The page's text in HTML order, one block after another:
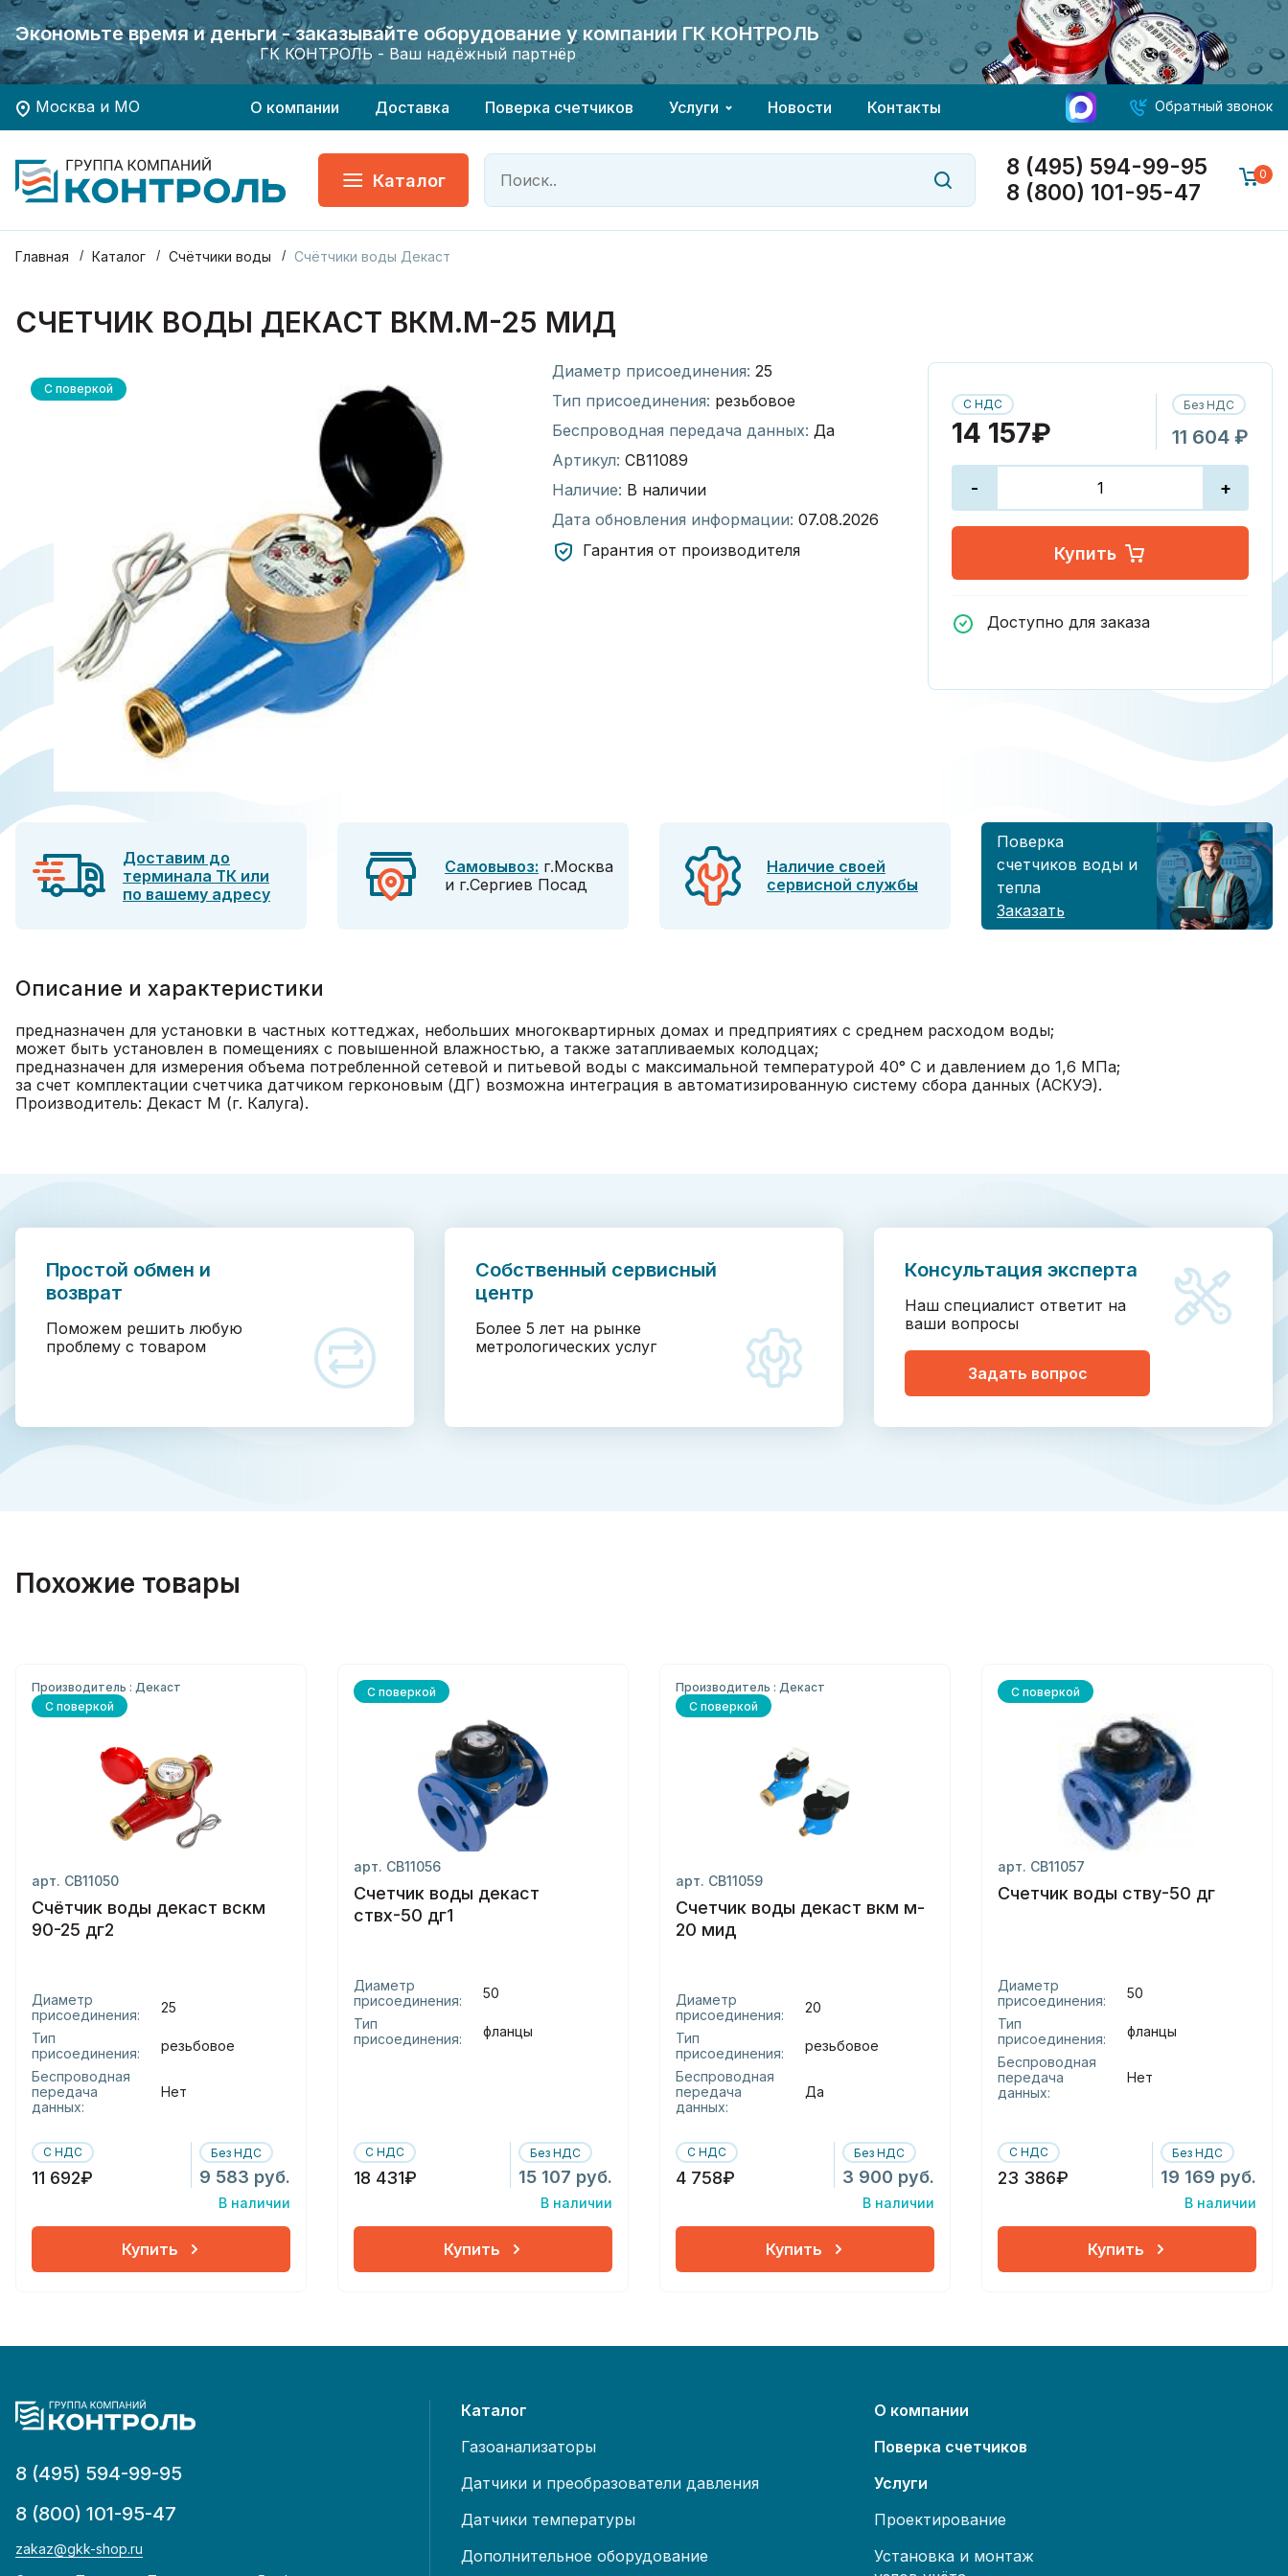
Экономьте время и деньги - заказывайте оборудование у компании ГК КОНТРОЛЬ
ГК КОНТРОЛЬ - Ваш надёжный партнёр
Хотите заказать поверку приборов учета?
Экономьте время и деньги - заказывайте оборудование у компании ГК КОНТРОЛЬ
ГК КОНТРОЛЬ - Ваш надёжный партнёр
Хотите заказать поверку приборов учета?
Москва и МО О компании Доставка Поверка счетчиков Услуги Новости Контакты Обратный звонок
Каталог
8 (495) 594-99-95
8 (800) 101-95-47
0
Главная Каталог Счётчики воды Счётчики воды Декаст
СЧЕТЧИК ВОДЫ ДЕКАСТ ВКМ.М-25 МИД
С поверкой
Диаметр присоединения: 25
Тип присоединения: резьбовое
Беспроводная передача данных: Да
Артикул: СВ11089
Наличие: В наличии
Дата обновления информации: 07.08.2026
Гарантия от производителя
С НДС
14 157₽
Без НДС
11 604 ₽
- +
Купить
Доступно для заказа
Доставим до
терминала ТК или
по вашему адресу
Самовывоз: г.Москва
и г.Сергиев Посад
Наличие своей
сервисной службы
Поверка
счетчиков воды и
тепла
Заказать
Описание и характеристики
предназначен для установки в частных коттеджах, небольших многоквартирных домах и предприятиях с среднем расходом воды;
может быть установлен в помещениях с повышенной влажностью, а также затапливаемых колодцах;
предназначен для измерения объема потребленной сетевой и питьевой воды с максимальной температурой 40° C и давлением до 1,6 МПа;
за счет комплектации счетчика датчиком герконовым (ДГ) возможна интеграция в автоматизированную систему сбора данных (АСКУЭ).
Производитель: Декаст М (г. Калуга).
Простой обмен и
возврат
Поможем решить любую
проблему с товаром
Собственный сервисный
центр
Более 5 лет на рынке
метрологических услуг
Консультация эксперта
Наш специалист ответит на
ваши вопросы
Задать вопрос
Похожие товары
Производитель : Декаст
С поверкой
арт. СВ11050
Счётчик воды декаст вскм
90-25 дг2
Диаметр
присоединения:
25
Тип
присоединения:
резьбовое
Беспроводная
передача
данных:
Нет
С НДС
11 692₽
Без НДС
9 583 руб.
В наличии
Купить
С поверкой
арт. СВ11056
Счетчик воды декаст
ствх-50 дг1
Диаметр
присоединения:
50
Тип
присоединения:
фланцы
С НДС
18 431₽
Без НДС
15 107 руб.
В наличии
Купить
Производитель : Декаст
С поверкой
арт. СВ11059
Счетчик воды декаст вкм м-
20 мид
Диаметр
присоединения:
20
Тип
присоединения:
резьбовое
Беспроводная
передача
данных:
Да
С НДС
4 758₽
Без НДС
3 900 руб.
В наличии
Купить
С поверкой
арт. СВ11057
Счетчик воды ству-50 дг
Диаметр
присоединения:
50
Тип
присоединения:
фланцы
Беспроводная
передача
данных:
Нет
С НДС
23 386₽
Без НДС
19 169 руб.
В наличии
Купить
8 (495) 594-99-95
8 (800) 101-95-47
zakaz@gkk-shop.ru
Каталог
Газоанализаторы
Датчики и преобразователи давления
Датчики температуры
Дополнительное оборудование
О компании
Поверка счетчиков
Услуги
Проектирование
Установка и монтаж